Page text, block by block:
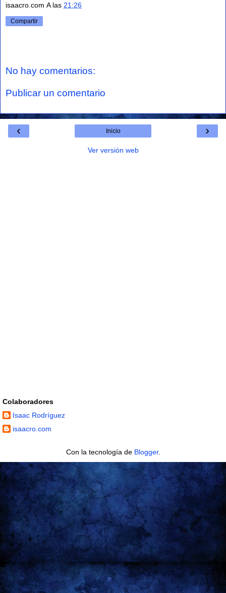
isaacro.com A las 21:26
Compartir
No hay comentarios:
Publicar un comentario
‹ ›
Inicio
Ver versión web
Colaboradores
Isaac Rodríguez
isaacro.com
Con la tecnología de Blogger.